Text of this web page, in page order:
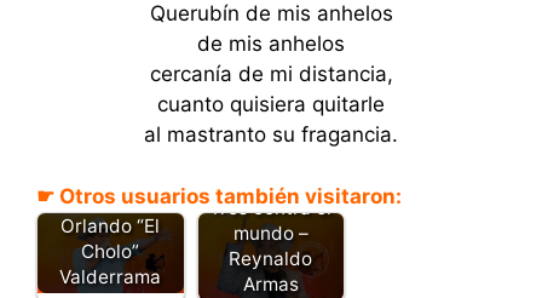
Querubín de mis anhelos
de mis anhelos
cercanía de mi distancia,
cuanto quisiera quitarle
al mastranto su fragancia.
☛ Otros usuarios también visitaron:
caballo -
Orlando “El
Cholo”
Valderrama
Tres contra el
mundo –
Reynaldo
Armas